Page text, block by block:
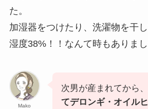
た。
加湿器をつけたり、洗濯物を干
湿度38%！！なんて時もありまし
Mako
次男が産まれてから、
てデロンギ・オイル